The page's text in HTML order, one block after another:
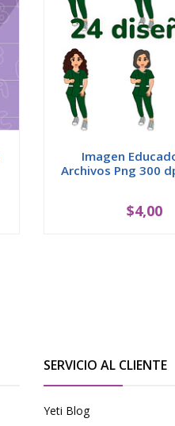
Imagen
Archivos Png 300
$4,00
SERVICIO AL CLIENTE
Yeti Blog